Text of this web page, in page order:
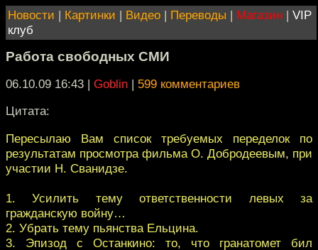
Новости | Картинки | Видео | Переводы | Магазин | VIP
клуб
Работа свободных СМИ
06.10.09 16:43 | Goblin | 599 комментариев
Цитата:
Пересылаю Вам список требуемых переделок по
результатам просмотра фильма О. Добродеевым, при
участии Н. Сванидзе.
1. Усилить тему ответственности левых за
гражданскую войну…
2. Убрать тему пьянства Ельцина.
3. Эпизод с Останкино: то, что гранатомет бил